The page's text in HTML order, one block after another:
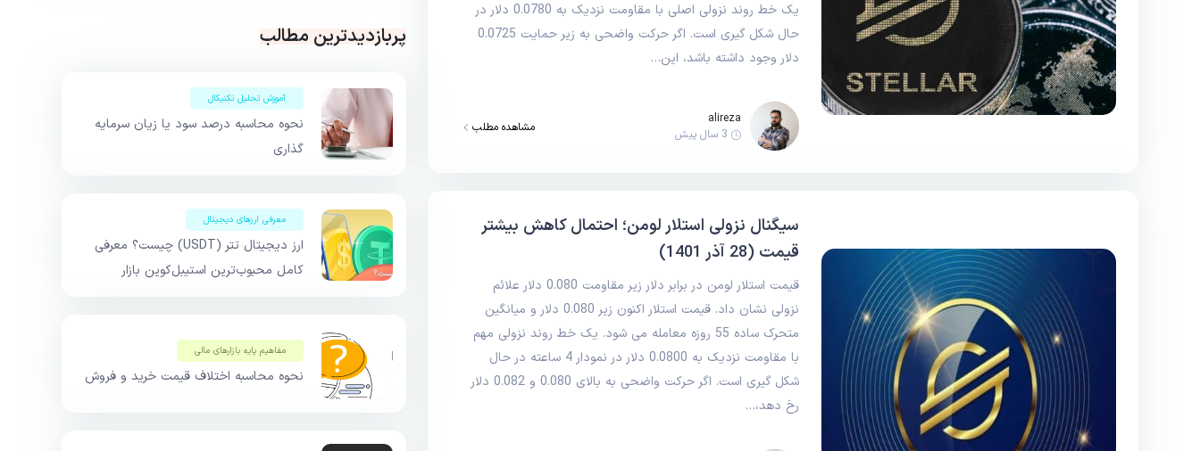
یک خط روند نزولی اصلی با مقاومت نزدیک به 0.0780 دلار در
حال شکل گیری است. اگر حرکت واضحی به زیر حمایت 0.0725
دلار وجود داشته باشد، این…
alireza
3 سال پیش
مشاهده مطلب
سیگنال نزولی استلار لومن؛ احتمال کاهش بیشتر
قیمت (28 آذر 1401)
قیمت استلار لومن در برابر دلار زیر مقاومت 0.080 دلار علائم
نزولی نشان داد. قیمت استلار اکنون زیر 0.080 دلار و میانگین
متحرک ساده 55 روزه معامله می شود. یک خط روند نزولی مهم
با مقاومت نزدیک به 0.0800 دلار در نمودار 4 ساعته در حال
شکل گیری است. اگر حرکت واضحی به بالای 0.080 و 0.082 دلار
رخ دهد،…
پربازدیدترین مطالب
آموزش تحلیل تکنیکال
نحوه محاسبه درصد سود یا زیان سرمایه
گذاری
معرفی ارزهای دیجیتال
ارز دیجیتال تتر (USDT) چیست؟ معرفی
کامل محبوب‌ترین استیبل‌کوین بازار
مفاهیم پایه بازار‌های مالی
نحوه محاسبه اختلاف قیمت خرید و فروش